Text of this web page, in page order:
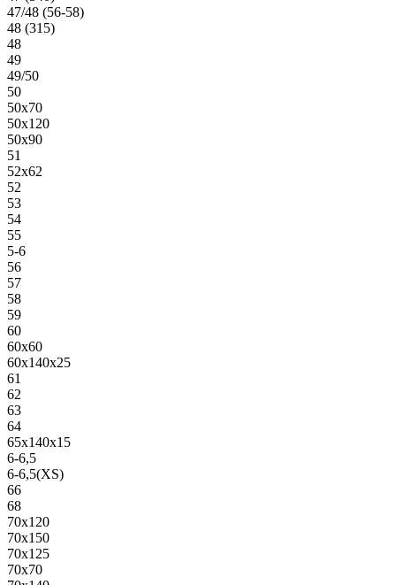
47/48 (56-58)
48 (315)
48
49
49/50
50
50х70
50х120
50х90
51
52х62
52
53
54
55
5-6
56
57
58
59
60
60х60
60х140х25
61
62
63
64
65х140х15
6-6,5
6-6,5(XS)
66
68
70х120
70х150
70х125
70х70